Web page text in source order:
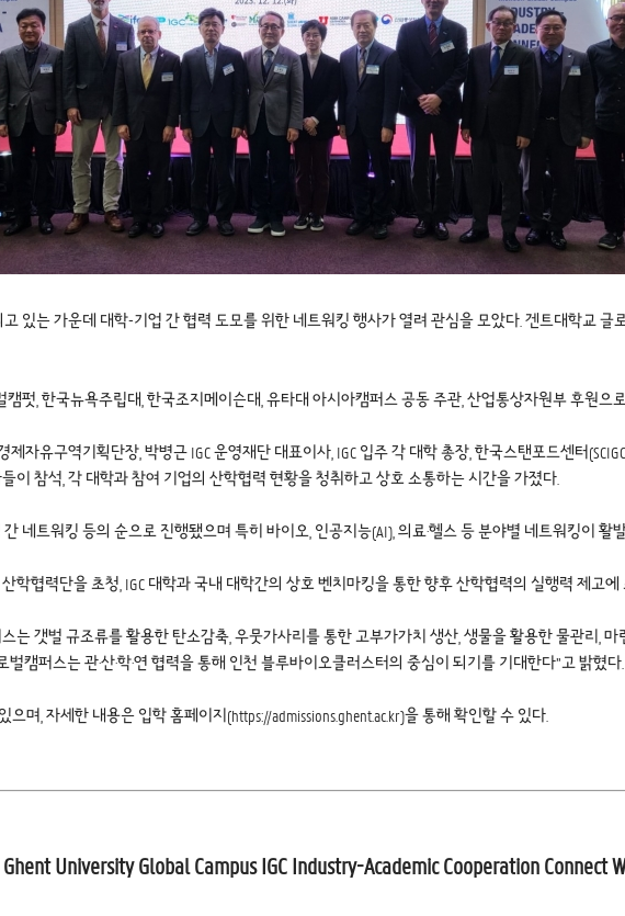
는 가운데 대학-기업 간 협력 도모를 위한 네트워킹 행사가 열려 관심을 모았다. 겐트대학교 글로
펏, 한국뉴욕주립대, 한국조지메이슨대, 유타대 아시아캠퍼스 공동 주관, 산업통상자원부 후원으
유구역기획단장, 박병근 IGC 운영재단 대표이사, IGC 입주 각 대학 총장, 한국스탠포드센터
이 참석, 각 대학과 참여 기업의 산학협력 현황을 청취하고 상호 소통하는 시간을 가졌다.
네트워킹 등의 순으로 진행됐으며 특히 바이오, 인공지능(AI), 의료·헬스 등 분야별 네트워킹이 활
협력단을 초청, IGC 대학과 국내 대학간의 상호 벤치마킹을 통한 향후 산학협력의 실행력 제고에
갯벌 규조류를 활용한 탄소감축, 우뭇가사리를 통한 고부가가치 생산, 생물을 활용한 물관리,
캠퍼스는 관·산·학·연 협력을 통해 인천 블루바이오클러스터의 중심이 되기를 기대한다”고 밝혔다.
으며, 자세한 내용은 입학 홈페이지(https://admissions.ghent.ac.kr)을 통해 확인할 수 있다.
University Global Campus IGC Industry-Academic Cooperation Connect